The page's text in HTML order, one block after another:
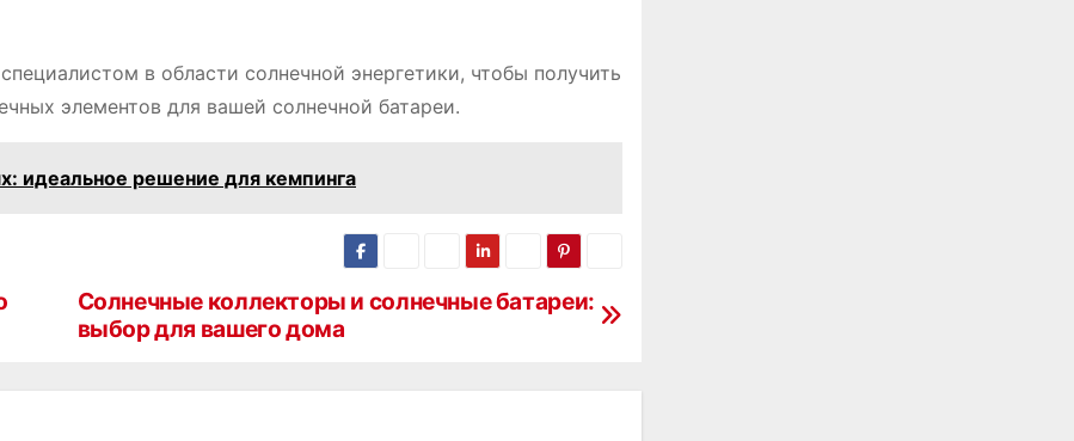
в области солнечной энергетики, чтобы получить
элементов для вашей солнечной батареи.
идеальное решение для кемпинга
Солнечные коллекторы и солнечные батареи:
выбор для вашего дома